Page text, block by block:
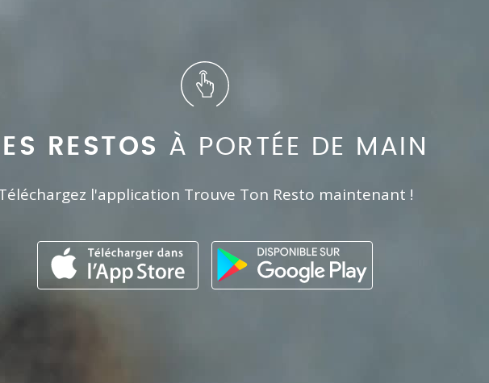
RESTOS À PORTÉE DE MAIN
l'application Trouve Ton Resto maintenant !